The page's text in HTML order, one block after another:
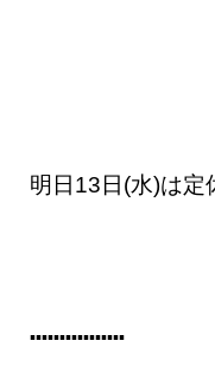
明日13日(水)は定
▪️▪️▪️▪️▪️▪️▪️▪️▪️▪️▪️▪️▪️▪️▪️▪️